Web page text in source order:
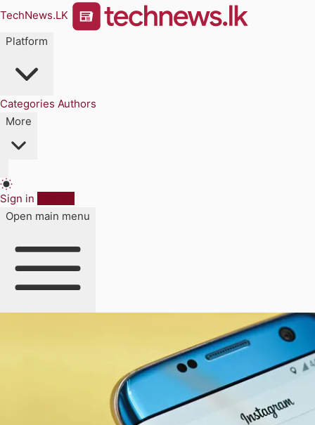
TechNews.LK
Platform
Categories Authors
More
Sign in
Open main menu